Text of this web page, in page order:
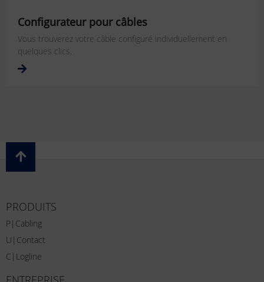
Configurateur pour câbles
Vous trouverez votre câble configuré individuellement en
quelques clics.
PRODUITS
P|Cabling
U|Contact
C|Logline